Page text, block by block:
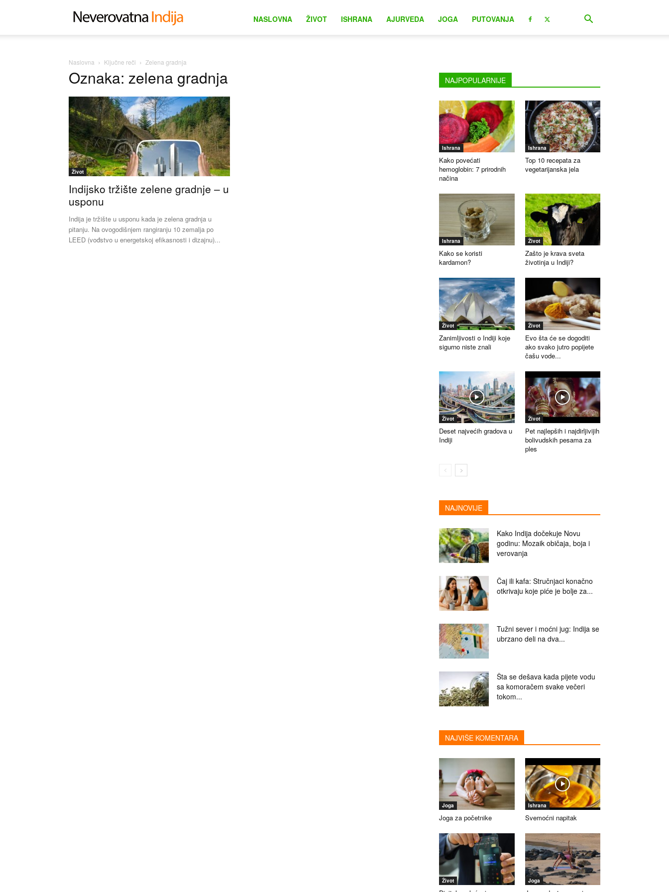
NASLOVNA ŽIVOT ISHRANA AJURVEDA JOGA PUTOVANJA
Naslovna Ključne reči Zelena gradnja
Oznaka: zelena gradnja
Život
Indijsko tržište zelene gradnje – u
usponu
Indija je tržište u usponu kada je zelena gradnja u
pitanju. Na ovogodišnjem rangiranju 10 zemalja po
LEED (vođstvo u energetskoj efikasnosti i dizajnu)...
NAJPOPULARNIJE
Ishrana
Kako povećati
hemoglobin: 7 prirodnih
načina
Ishrana
Top 10 recepata za
vegetarijanska jela
Ishrana
Kako se koristi
kardamon?
Život
Zašto je krava sveta
životinja u Indiji?
Život
Zanimljivosti o Indiji koje
sigurno niste znali
Život
Evo šta će se dogoditi
ako svako jutro popijete
čašu vode...
Život
Deset najvećih gradova u
Indiji
Život
Pet najlepših i najdirljivijih
bolivudskih pesama za
ples
NAJNOVIJE
Kako Indija dočekuje Novu
godinu: Mozaik običaja, boja i
verovanja
Čaj ili kafa: Stručnjaci konačno
otkrivaju koje piće je bolje za...
Tužni sever i moćni jug: Indija se
ubrzano deli na dva...
Šta se dešava kada pijete vodu
sa komoračem svake večeri
tokom...
NAJVIŠE KOMENTARA
Joga
Joga za početnike
Ishrana
Svemoćni napitak
Život Joga